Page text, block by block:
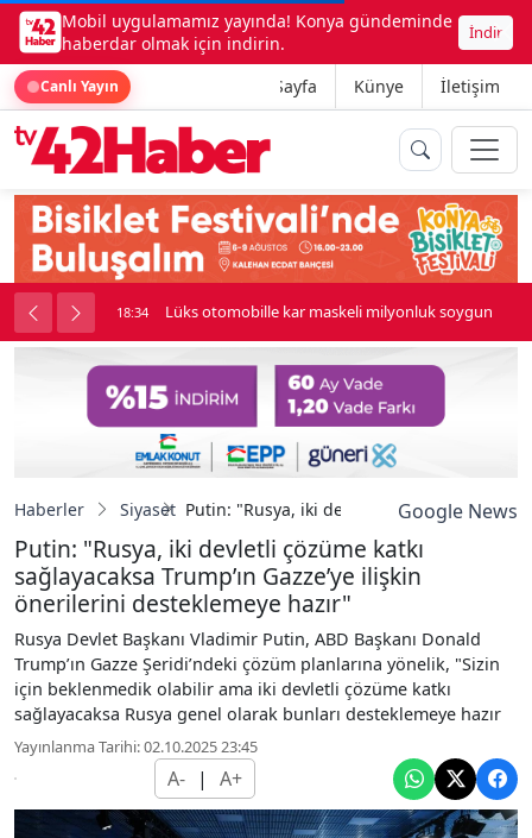
Mobil uygulamamız yayında! Konya gündeminde
haberdar olmak için indirin.
İndir
Canlı Yayın Ana Sayfa Künye İletişim
kavga çıktı 18:34 Lüks otomobille kar maskeli milyonluk soygun
Haberler Siyaset Putin: "Rusya, iki devletli çözüme katkı
Google News
Putin: "Rusya, iki devletli çözüme katkı
sağlayacaksa Trump’ın Gazze’ye ilişkin
önerilerini desteklemeye hazır"
Rusya Devlet Başkanı Vladimir Putin, ABD Başkanı Donald
Trump’ın Gazze Şeridi’ndeki çözüm planlarına yönelik, "Sizin
için beklenmedik olabilir ama iki devletli çözüme katkı
sağlayacaksa Rusya genel olarak bunları desteklemeye hazır
Yayınlanma Tarihi: 02.10.2025 23:45
A- | A+